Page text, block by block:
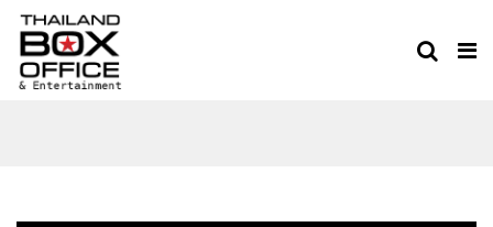
ICE AGE: BOILING POINT